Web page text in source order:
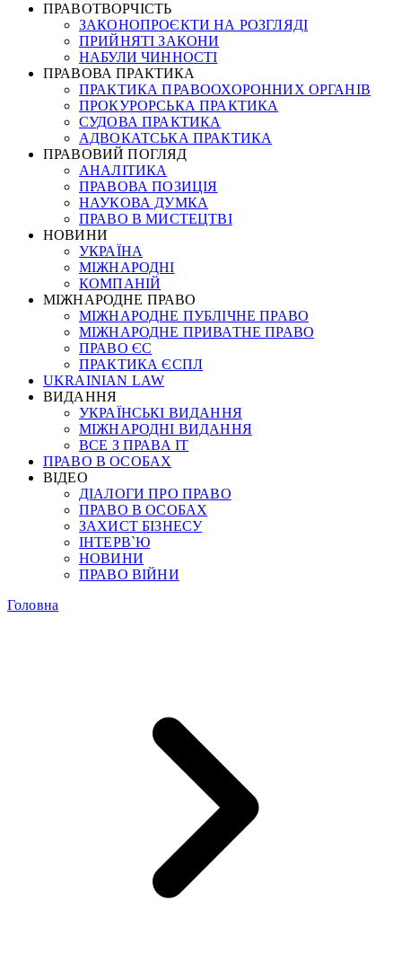
ПРАВОТВОРЧІСТЬ
ЗАКОНОПРОЄКТИ НА РОЗГЛЯДІ
ПРИЙНЯТІ ЗАКОНИ
НАБУЛИ ЧИННОСТІ
ПРАВОВА ПРАКТИКА
ПРАКТИКА ПРАВООХОРОННИХ ОРГАНІВ
ПРОКУРОРСЬКА ПРАКТИКА
СУДОВА ПРАКТИКА
АДВОКАТСЬКА ПРАКТИКА
ПРАВОВИЙ ПОГЛЯД
АНАЛІТИКА
ПРАВОВА ПОЗИЦІЯ
НАУКОВА ДУМКА
ПРАВО В МИСТЕЦТВІ
НОВИНИ
УКРАЇНА
МІЖНАРОДНІ
КОМПАНІЙ
МІЖНАРОДНЕ ПРАВО
МІЖНАРОДНЕ ПУБЛІЧНЕ ПРАВО
МІЖНАРОДНЕ ПРИВАТНЕ ПРАВО
ПРАВО ЄС
ПРАКТИКА ЄСПЛ
UKRAINIAN LAW
ВИДАННЯ
УКРАЇНСЬКІ ВИДАННЯ
МІЖНАРОДНІ ВИДАННЯ
ВСЕ З ПРАВА ІТ
ПРАВО В ОСОБАХ
ВІДЕО
ДІАЛОГИ ПРО ПРАВО
ПРАВО В ОСОБАХ
ЗАХИСТ БІЗНЕСУ
ІНТЕРВ`Ю
НОВИНИ
ПРАВО ВІЙНИ
Головна